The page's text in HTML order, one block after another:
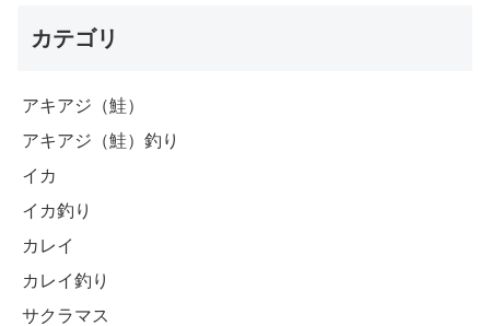
カテゴリ
アキアジ（鮭）
アキアジ（鮭）釣り
イカ
イカ釣り
カレイ
カレイ釣り
サクラマス